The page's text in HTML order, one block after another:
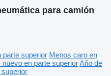
para camión
parte superior Menos caro en
en parte superiorAño de